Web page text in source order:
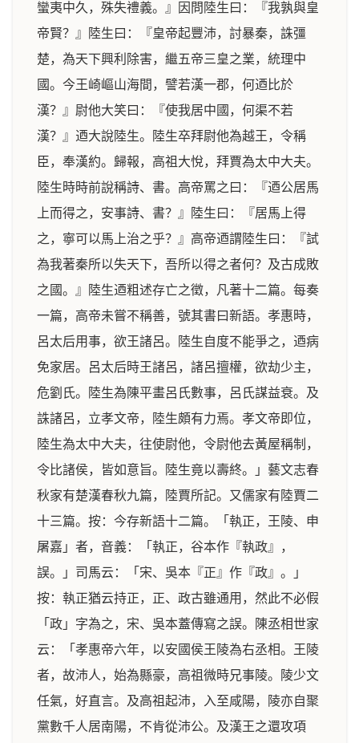
蠻夷中久，殊失禮義。』因問陸生曰：『我孰與皇
帝賢？』陸生曰：『皇帝起豐沛，討暴秦，誅彊
楚，為天下興利除害，繼五帝三皇之業，統理中
國。今王崎嶇山海間，譬若漢一郡，何迺比於
漢？』尉他大笑曰：『使我居中國，何渠不若
漢？』迺大說陸生。陸生卒拜尉他為越王，令稱
臣，奉漢約。歸報，高祖大悅，拜賈為太中大夫。
陸生時時前說稱詩、書。高帝罵之曰：『迺公居馬
上而得之，安事詩、書？』陸生曰：『居馬上得
之，寧可以馬上治之乎？』高帝迺謂陸生曰：『試
為我著秦所以失天下，吾所以得之者何？及古成敗
之國。』陸生迺粗述存亡之徵，凡著十二篇。每奏
一篇，高帝未嘗不稱善，號其書曰新語。孝惠時，
呂太后用事，欲王諸呂。陸生自度不能爭之，迺病
免家居。呂太后時王諸呂，諸呂擅權，欲劫少主，
危劉氏。陸生為陳平畫呂氏數事，呂氏謀益衰。及
誅諸呂，立孝文帝，陸生頗有力焉。孝文帝即位，
陸生為太中大夫，往使尉他，令尉他去黃屋稱制，
令比諸侯，皆如意旨。陸生竟以壽終。」藝文志春
秋家有楚漢春秋九篇，陸賈所記。又儒家有陸賈二
十三篇。按：今存新語十二篇。「執正，王陵、申
屠嘉」者，音義：「執正，谷本作『執政』，
誤。」司馬云：「宋、吳本『正』作『政』。」
按：執正猶云持正，正、政古雖通用，然此不必假
「政」字為之，宋、吳本蓋傳寫之誤。陳丞相世家
云：「孝惠帝六年，以安國侯王陵為右丞相。王陵
者，故沛人，始為縣豪，高祖微時兄事陵。陵少文
任氣，好直言。及高祖起沛，入至咸陽，陵亦自聚
黨數千人居南陽，不肯從沛公。及漢王之還攻項